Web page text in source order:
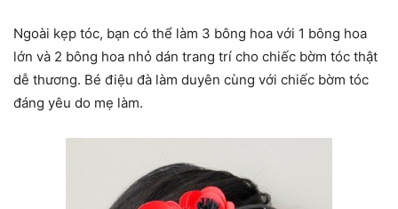
Ngoài kẹp tóc, bạn có thể làm 3 bông hoa với 1 bông hoa
lớn và 2 bông hoa nhỏ dán trang trí cho chiếc bờm tóc thật
dễ thương. Bé điệu đà làm duyên cùng với chiếc bờm tóc
đáng yêu do mẹ làm.